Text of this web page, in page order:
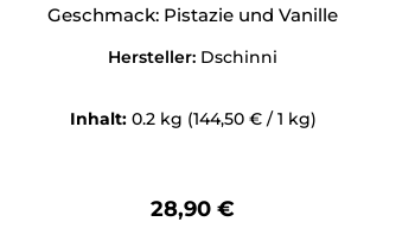
Anzahl zu erhöhen oder zu reduzieren.
Geschmack: Pistazie und Vanille
Hersteller: Dschinni
Inhalt: 0.2 kg (144,50 € / 1 kg)
Regulärer Preis:
28,90 €
Produkt Anzahl: Gib den gewünschten